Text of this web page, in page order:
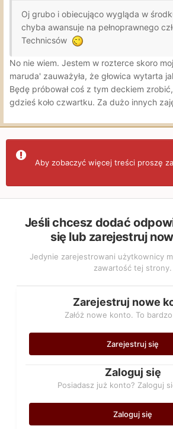
Oj grubo i obiecująco wygląda w
chyba awansuje na pełnoprawnego
Technicsów
No nie wiem. Jestem w rozterce skoro
maruda' zauważyła, że głowica wytarta
Będę próbował coś z tym deckiem
gdzieś koło czwartku. Za dużo innych
Aby zobaczyć więcej treści proszę
Jeśli chcesz dodać
się lub zarejestruj
Jedynie zarejestrowani użytkownicy
zawartość tej strony.
Zarejestruj nowe
Załóż nowe konto. To
Zarejestruj się
Zaloguj się
Posiadasz już konto? Zaloguj
Zaloguj się